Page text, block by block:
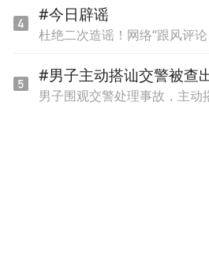
术后，小天被转入专科护
根据他的特殊情况，制定
案，密切监测患儿的生命
#今日辟谣
#男子主动搭讪交警被查